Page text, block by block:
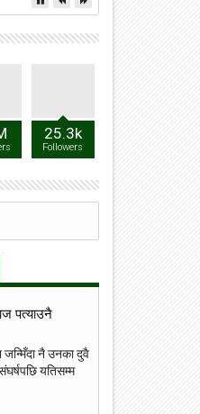
25.3k
Followers
पत्याउनै
नै उनका दुवै
यतिसम्म